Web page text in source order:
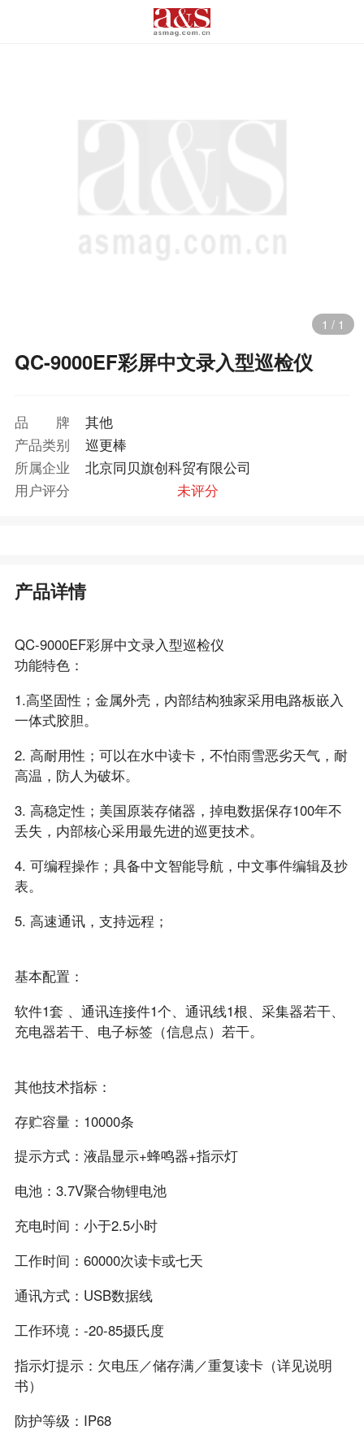
1 / 1
QC-9000EF彩屏中文录入型巡检仪
品牌
其他
产品类别
巡更棒
所属企业
北京同贝旗创科贸有限公司
用户评分
未评分
产品详情
QC-9000EF彩屏中文录入型巡检仪
功能特色：
1.高坚固性；金属外壳，内部结构独家采用电路板嵌入
一体式胶胆。
2. 高耐用性；可以在水中读卡，不怕雨雪恶劣天气，耐
高温，防人为破坏。
3. 高稳定性；美国原装存储器，掉电数据保存100年不
丢失，内部核心采用最先进的巡更技术。
4. 可编程操作；具备中文智能导航，中文事件编辑及抄
表。
5. 高速通讯，支持远程；
基本配置：
软件1套 、通讯连接件1个、通讯线1根、采集器若干、
充电器若干、电子标签（信息点）若干。
其他技术指标：
存贮容量：10000条
提示方式：液晶显示+蜂鸣器+指示灯
电池：3.7V聚合物锂电池
充电时间：小于2.5小时
工作时间：60000次读卡或七天
通讯方式：USB数据线
工作环境：-20-85摄氏度
指示灯提示：欠电压／储存满／重复读卡（详见说明
书）
防护等级：IP68